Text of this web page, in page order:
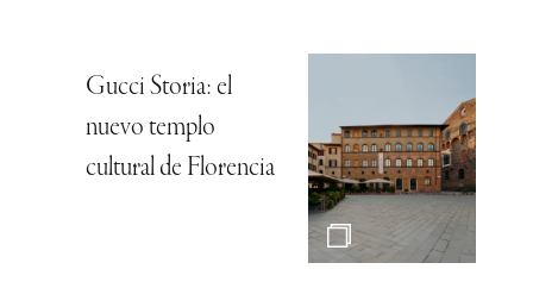
Gucci Storia: el
nuevo templo
cultural de Florencia